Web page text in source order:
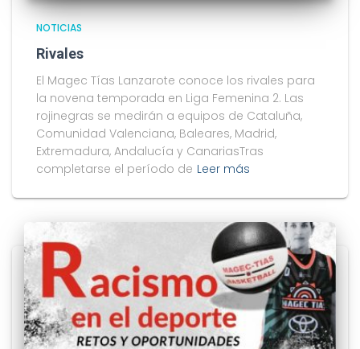
NOTICIAS
Rivales
El Magec Tías Lanzarote conoce los rivales para
la novena temporada en Liga Femenina 2. Las
rojinegras se medirán a equipos de Cataluña,
Comunidad Valenciana, Baleares, Madrid,
Extremadura, Andalucía y CanariasTras
completarse el período de Leer más